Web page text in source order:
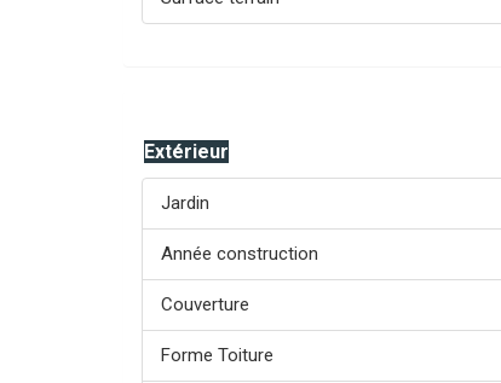
Extérieur
Jardin
Année construction
Couverture
Forme Toiture